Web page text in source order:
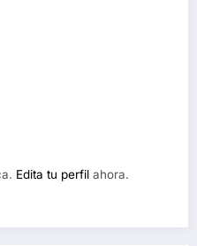
Edita tu perfil ahora.